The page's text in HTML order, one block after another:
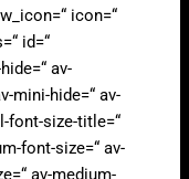
icon=“
id=“
av-
mini-hide=“ av-
font-size-title=“
font-size=“ av-
av-medium-